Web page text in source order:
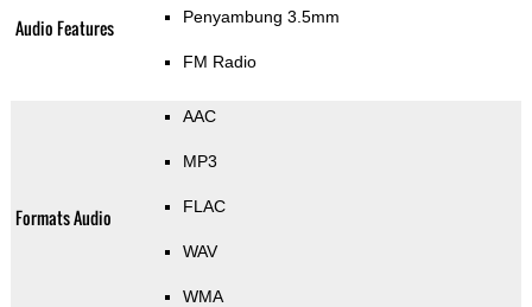
Audio Features Penyambung 3.5mm
FM Radio
Formats Audio
AAC
MP3
FLAC
WAV
WMA